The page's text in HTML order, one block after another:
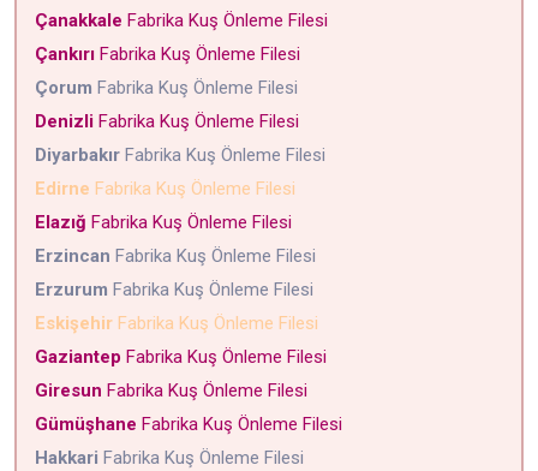
Çanakkale Fabrika Kuş Önleme Filesi
Çankırı Fabrika Kuş Önleme Filesi
Çorum Fabrika Kuş Önleme Filesi
Denizli Fabrika Kuş Önleme Filesi
Diyarbakır Fabrika Kuş Önleme Filesi
Edirne Fabrika Kuş Önleme Filesi
Elazığ Fabrika Kuş Önleme Filesi
Erzincan Fabrika Kuş Önleme Filesi
Erzurum Fabrika Kuş Önleme Filesi
Eskişehir Fabrika Kuş Önleme Filesi
Gaziantep Fabrika Kuş Önleme Filesi
Giresun Fabrika Kuş Önleme Filesi
Gümüşhane Fabrika Kuş Önleme Filesi
Hakkari Fabrika Kuş Önleme Filesi